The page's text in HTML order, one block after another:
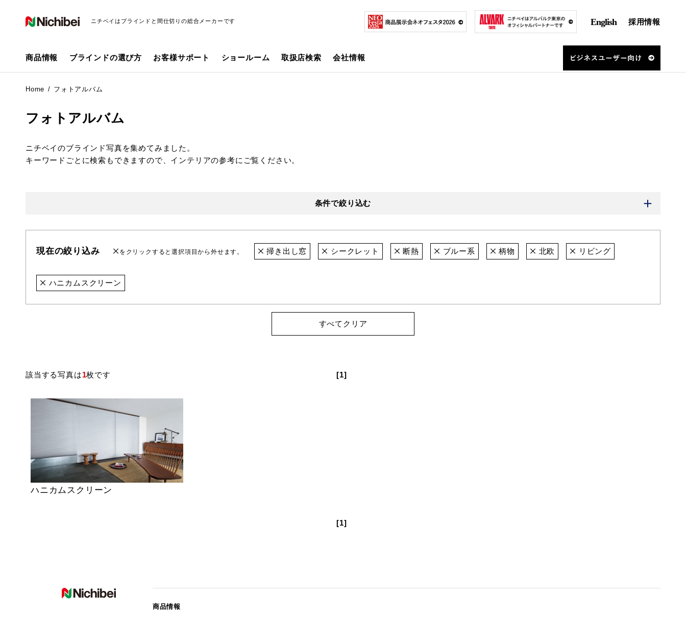
ニチベイはブラインドと間仕切りの総合メーカーです English 採用情報
商品情報 ブラインドの選び方 お客様サポート ショールーム 取扱店検索 会社情報
Home フォトアルバム
フォトアルバム
ニチベイのブラインド写真を集めてみました。
キーワードごとに検索もできますので、インテリアの参考にご覧ください。
条件で絞り込む
現在の絞り込み をクリックすると選択項目から外せます。 掃き出し窓 シークレット 断熱 ブルー系 柄物 北欧 リビング
ハニカムスクリーン
すべてクリア
該当する写真は1枚です [1]
ハニカムスクリーン
[1]
商品情報